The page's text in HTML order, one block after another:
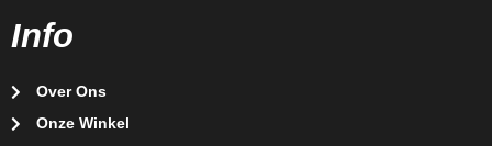
Info
Over Ons
Onze Winkel